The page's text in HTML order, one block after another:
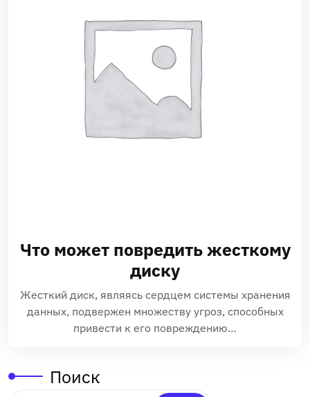
Что может повредить жесткому
диску
Жесткий диск, являясь сердцем системы хранения
данных, подвержен множеству угроз, способных
привести к его повреждению…
Поиск